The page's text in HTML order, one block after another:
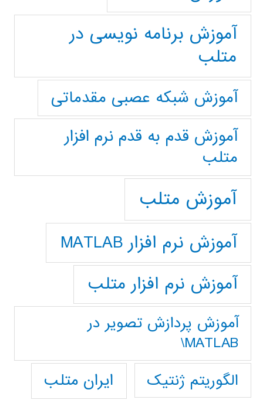
آموزش برنامه نویسی در
متلب
آموزش شبکه عصبی مقدماتی
آموزش قدم به قدم نرم افزار
متلب
آموزش متلب
آموزش نرم افزار MATLAB
آموزش نرم افزار متلب
آموزش پردازش تصوير در
MATLAB\
الگوریتم ژنتیک
ایران متلب